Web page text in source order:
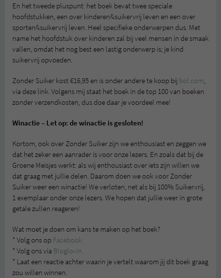
En het tweede pluspunt: het boek bevat twee speciale
hoofdstukken, een over kinderen&suikervrij leven en een over
sporten&suikervrij leven. Heel specifieke onderwerpen dus. Met
name het hoofdstuk over kinderen zal bij veel mensen in de smaak
vallen, omdat het nog best een lastig onderwerp is; je kind
suikervrij opvoeden.
Zonder Suiker kost €16,95 en is onder andere te koop bij bol.com,
via deze link. Volgens mij staat het boek in de top 100 van boeken
zonder verzendkosten, dus doe daar je voordeel mee!
Winactie – Let op: de winactie is gesloten!
Kortom, ook over Zonder Suiker zijn we enthousiast en zeggen we
dat het zeker een aanrader is voor onze lezers. En zoals dat bij de
Groene Meisjes werkt: als wij enthousiast over iets zijn willen we
dat graag met jullie delen. Daarom doen we ook voor Zonder
Suiker weer een winactie! We verloten, net als bij 100% Suikervrij,
1 exemplaar onder onze lezers. We hopen dat jullie weer in grote
getale zullen reageren!
Wat moet je doen om kans te maken op het boek?
* Volg ons op Facebook.
* Volg ons via Bloglovin.
* Laat een reactie achter waarin je vertelt waarom jij dit boek graag
zou willen winnen.